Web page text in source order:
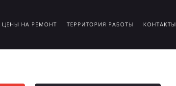
ЦЕНЫ НА РЕМОНТ ТЕРРИТОРИЯ РАБОТЫ КОНТАКТЫ